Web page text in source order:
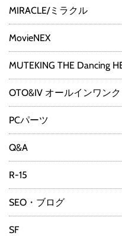
MIRACLE/ミラクル
MovieNEX
MUTEKING THE Dancing
OTO&IV オールインワン
PCパーツ
Q&A
R-15
SEO・ブログ
SF